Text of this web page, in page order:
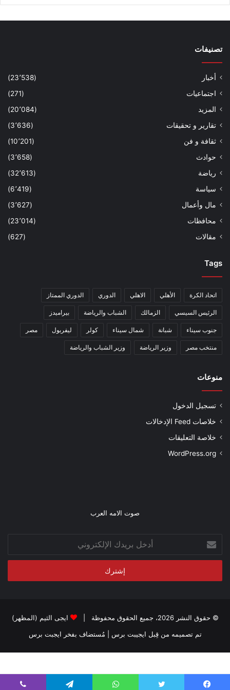
تصنيفات
أخبار
(23٬538)
اجتماعيات
(271)
المزيد
(20٬084)
تقارير و تحقيقات
(3٬636)
ثقافة و فن
(10٬201)
حوادث
(3٬658)
رياضة
(32٬613)
سياسة
(6٬419)
مال وأعمال
(3٬627)
محافظات
(23٬014)
مقالات
(627)
Tags
اتحاد الكرة الأهلي الاهلي الدوري الدوري الممتاز
الرئيس السيسي الزمالك الشباب والرياضة بيراميدز
جنوب سيناء شبانة شمال سيناء كولر ليفربول مصر
منتخب مصر وزير الرياضة وزير الشباب والرياضة
منوعات
تسجيل الدخول
خلاصات Feed الإدخالات
خلاصة التعليقات
WordPress.org
صوت الامه العرب
بريدك
الإلكتروني
© حقوق النشر 2026، جميع الحقوق محفوظة |
ايجى الثيم (المظهر)
تم تصميمه من قِبل ايجيبت برس | مُستضاف بفخر ايجبت برس